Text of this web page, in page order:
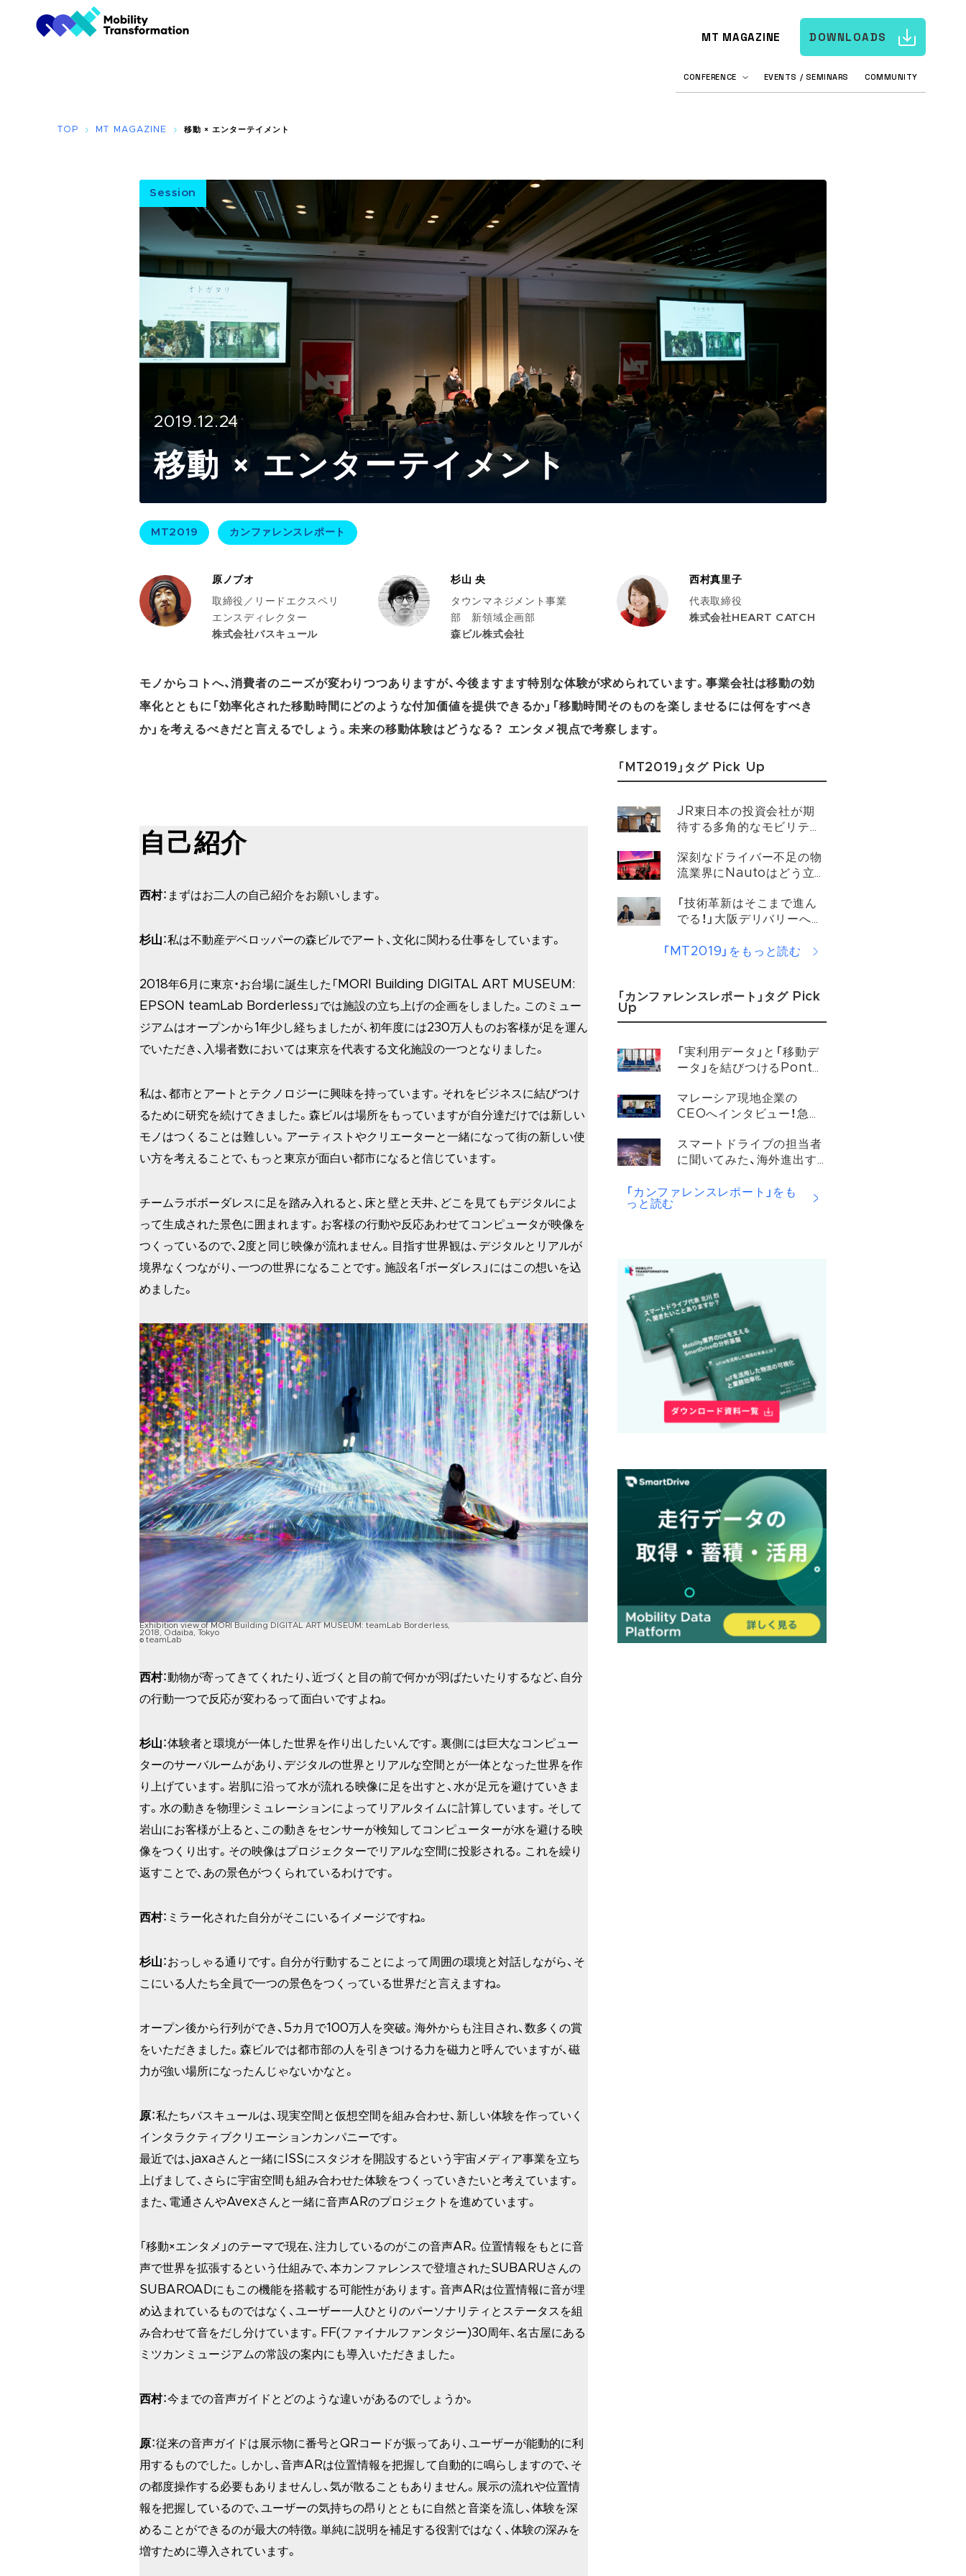
DOWNLOADS
MT MAGAZINE
CONFERENCE EVENTS / SEMINARS COMMUNITY
TOP MT MAGAZINE 移動 × エンターテイメント
Session
2019.12.24
移動 × エンターテイメント
MT2019 カンファレンスレポート
原ノブオ
取締役／リードエクスペリ
エンスディレクター
株式会社バスキュール
杉山 央
タウンマネジメント事業
部 新領域企画部
森ビル株式会社
西村真里子
代表取締役
株式会社HEART CATCH
モノからコトへ、消費者のニーズが変わりつつありますが、今後ますます特別な体験が求められています。事業会社は移動の効
率化とともに「効率化された移動時間にどのような付加価値を提供できるか」「移動時間そのものを楽しませるには何をすべき
か」を考えるべきだと言えるでしょう。未来の移動体験はどうなる？ エンタメ視点で考察します。
自己紹介
西村：まずはお二人の自己紹介をお願いします。
杉山：私は不動産デベロッパーの森ビルでアート、文化に関わる仕事をしています。
2018年6月に東京・お台場に誕生した「MORI Building DIGITAL ART MUSEUM:
EPSON teamLab Borderless」では施設の立ち上げの企画をしました。このミュー
ジアムはオープンから1年少し経ちましたが、初年度には230万人ものお客様が足を運ん
でいただき、入場者数においては東京を代表する文化施設の一つとなりました。
私は、都市とアートとテクノロジーに興味を持っています。それをビジネスに結びつけ
るために研究を続けてきました。森ビルは場所をもっていますが自分達だけでは新しい
モノはつくることは難しい。アーティストやクリエーターと一緒になって街の新しい使
い方を考えることで、もっと東京が面白い都市になると信じています。
チームラボボーダレスに足を踏み入れると、床と壁と天井、どこを見てもデジタルによ
って生成された景色に囲まれます。お客様の行動や反応あわせてコンピュータが映像を
つくっているので、2度と同じ映像が流れません。目指す世界観は、デジタルとリアルが
境界なくつながり、一つの世界になることです。施設名「ボーダレス」にはこの想いを込
めました。
Exhibition view of MORI Building DIGITAL ART MUSEUM: teamLab Borderless,
2018, Odaiba, Tokyo
© teamLab
西村：動物が寄ってきてくれたり、近づくと目の前で何かが羽ばたいたりするなど、自分
の行動一つで反応が変わるって面白いですよね。
杉山：体験者と環境が一体した世界を作り出したいんです。裏側には巨大なコンピュー
ターのサーバルームがあり、デジタルの世界とリアルな空間とが一体となった世界を作
り上げています。岩肌に沿って水が流れる映像に足を出すと、水が足元を避けていきま
す。水の動きを物理シミュレーションによってリアルタイムに計算しています。そして
岩山にお客様が上ると、この動きをセンサーが検知してコンピューターが水を避ける映
像をつくり出す。その映像はプロジェクターでリアルな空間に投影される。これを繰り
返すことで、あの景色がつくられているわけです。
西村：ミラー化された自分がそこにいるイメージですね。
杉山：おっしゃる通りです。自分が行動することによって周囲の環境と対話しながら、そ
こにいる人たち全員で一つの景色をつくっている世界だと言えますね。
オープン後から行列ができ、5カ月で100万人を突破。海外からも注目され、数多くの賞
をいただきました。森ビルでは都市部の人を引きつける力を磁力と呼んでいますが、磁
力が強い場所になったんじゃないかなと。
原：私たちバスキュールは、現実空間と仮想空間を組み合わせ、新しい体験を作っていく
インタラクティブクリエーションカンパニーです。
最近では、jaxaさんと一緒にISSにスタジオを開設するという宇宙メディア事業を立ち
上げまして、さらに宇宙空間も組み合わせた体験をつくっていきたいと考えています。
また、電通さんやAvexさんと一緒に音声ARのプロジェクトを進めています。
「移動×エンタメ」のテーマで現在、注力しているのがこの音声AR。位置情報をもとに音
声で世界を拡張するという仕組みで、本カンファレンスで登壇されたSUBARUさんの
SUBAROADにもこの機能を搭載する可能性があります。音声ARは位置情報に音が埋
め込まれているものではなく、ユーザー一人ひとりのパーソナリティとステータスを組
み合わせて音をだし分けています。FF(ファイナルファンタジー)30周年、名古屋にある
ミツカンミュージアムの常設の案内にも導入いただきました。
西村：今までの音声ガイドとどのような違いがあるのでしょうか。
原：従来の音声ガイドは展示物に番号とQRコードが振ってあり、ユーザーが能動的に利
用するものでした。しかし、音声ARは位置情報を把握して自動的に鳴らしますので、そ
の都度操作する必要もありませんし、気が散ることもありません。展示の流れや位置情
報を把握しているので、ユーザーの気持ちの昂りとともに自然と音楽を流し、体験を深
めることができるのが最大の特徴。単純に説明を補足する役割ではなく、体験の深みを
増すために導入されています。
「MT2019」タグ Pick Up
JR東日本の投資会社が期
待する多角的なモビリティ
深刻なドライバー不足の物
流業界にNautoはどう立
「技術革新はそこまで進ん
でる！」大阪デリバリーへイ
「MT2019」をもっと読む
「カンファレンスレポート」タグ Pick
Up
「実利用データ」と「移動デ
ータ」を結びつけるPonta
マレーシア現地企業の
CEOへインタビュー！急成
モビリティ事情と未来につ
いて
スマートドライブの担当者
に聞いてみた、海外進出す
とは？
「カンファレンスレポート」をも
っと読む